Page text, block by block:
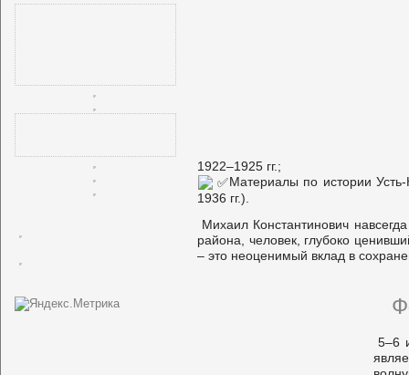
1922–1925 гг.;
Материалы по истории
1936 гг.).
Михаил Константинович
района, человек, глубоко
– это неоценимый вклад в
5–6